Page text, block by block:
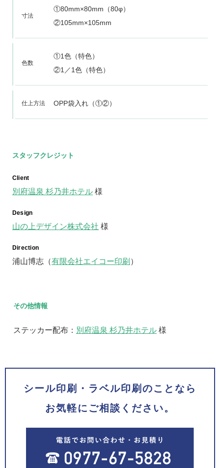
寸法
①80mm×80mm（80φ）
②105mm×105mm
色数
①1色（特色）
②1／1色（特色）
仕上方法 OPP袋入れ（①②）
スタッフクレジット
Client
別府温泉 杉乃井ホテル 様
Design
山の上デザイン株式会社 様
Direction
浦山博志（有限会社エイコー印刷 ）
その他情報
ステッカー配布： 別府温泉 杉乃井ホテル 様
シール印刷・ラベル印刷のことなら
お気軽にご相談ください。